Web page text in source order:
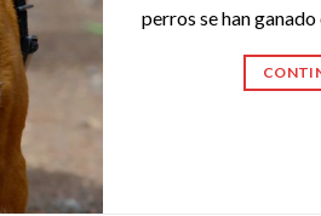
perros se han